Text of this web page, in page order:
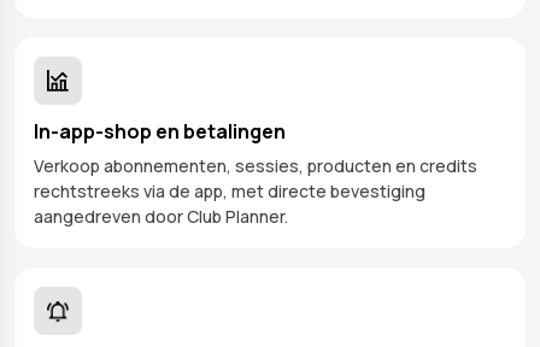
In-app-shop en betalingen
Verkoop abonnementen, sessies, producten en credits
rechtstreeks via de app, met directe bevestiging
aangedreven door Club Planner.